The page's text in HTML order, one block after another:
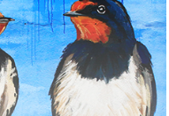
Mapa
Murals
El Projecte